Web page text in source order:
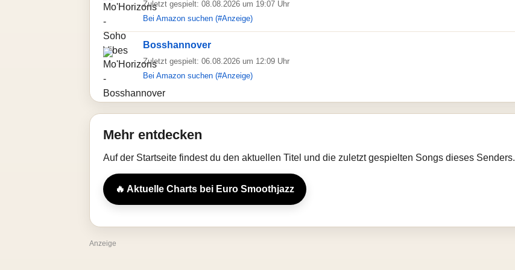
Zuletzt gespielt: 08.08.2026 um 19:07 Uhr
Bei Amazon suchen (#Anzeige)
Bosshannover
Zuletzt gespielt: 06.08.2026 um 12:09 Uhr
Bei Amazon suchen (#Anzeige)
Mehr entdecken
Auf der Startseite findest du den aktuellen Titel und die zuletzt gespielten Songs dieses Senders.
🔥 Aktuelle Charts bei Euro Smoothjazz
Anzeige